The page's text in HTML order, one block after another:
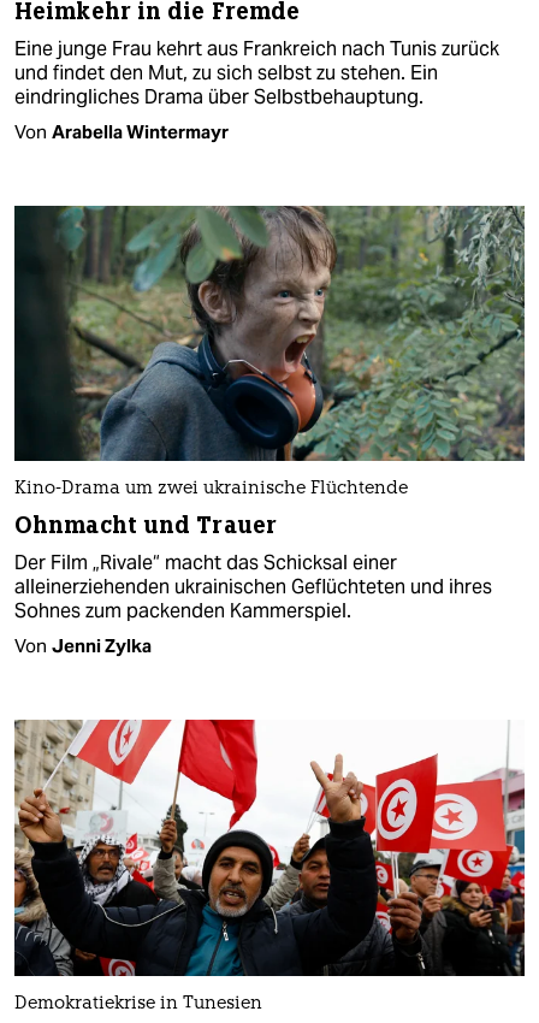
Heimkehr in die Fremde
Eine junge Frau kehrt aus Frankreich nach Tunis zurück
und findet den Mut, zu sich selbst zu stehen. Ein
eindringliches Drama über Selbstbehauptung.
Von Arabella Wintermayr
Kino-Drama um zwei ukrainische Flüchtende
Ohnmacht und Trauer
Der Film „Rivale“ macht das Schicksal einer
alleinerziehenden ukrainischen Geflüchteten und ihres
Sohnes zum packenden Kammerspiel.
Von Jenni Zylka
Demokratiekrise in Tunesien